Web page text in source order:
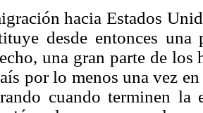
hacia Estados
desde entonces una
una gran parte de los
por lo menos una vez
cuando terminen la